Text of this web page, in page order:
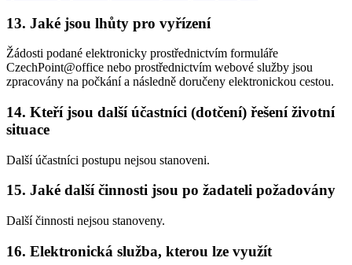
13. Jaké jsou lhůty pro vyřízení
Žádosti podané elektronicky prostřednictvím formuláře
CzechPoint@office nebo prostřednictvím webové služby jsou
zpracovány na počkání a následně doručeny elektronickou cestou.
14. Kteří jsou další účastníci (dotčení) řešení životní
situace
Další účastníci postupu nejsou stanoveni.
15. Jaké další činnosti jsou po žadateli požadovány
Další činnosti nejsou stanoveny.
16. Elektronická služba, kterou lze využít